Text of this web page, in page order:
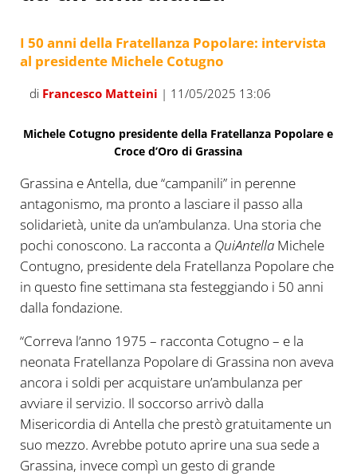
I 50 anni della Fratellanza Popolare: intervista
al presidente Michele Cotugno
di Francesco Matteini | 11/05/2025 13:06
Michele Cotugno presidente della Fratellanza Popolare e
Croce d’Oro di Grassina
Grassina e Antella, due “campanili” in perenne
antagonismo, ma pronto a lasciare il passo alla
solidarietà, unite da un’ambulanza. Una storia che
pochi conoscono. La racconta a QuiAntellaMichele
Contugno, presidente dela Fratellanza Popolare che
in questo fine settimana sta festeggiando i 50 anni
dalla fondazione.
“Correva l’anno 1975 – racconta Cotugno – e la
neonata Fratellanza Popolare di Grassina non aveva
ancora i soldi per acquistare un’ambulanza per
avviare il servizio. Il soccorso arrivò dalla
Misericordia di Antella che prestò gratuitamente un
suo mezzo. Avrebbe potuto aprire una sua sede a
Grassina, invece compì un gesto di grande